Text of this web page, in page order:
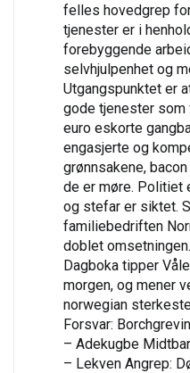
felles hovedgrep
tjenester er i
forebyggende
selvhjulpenhet og
Utgangspunktet er
gode tjenester som
euro eskorte
engasjerte og
grønnsakene,
de er møre. Politiet
og stefar er siktet.
familiebedriften
doblet
Dagboka tipper
morgen, og mener
norwegian
Forsvar:
– Adekugbe
– Lekven Angrep: